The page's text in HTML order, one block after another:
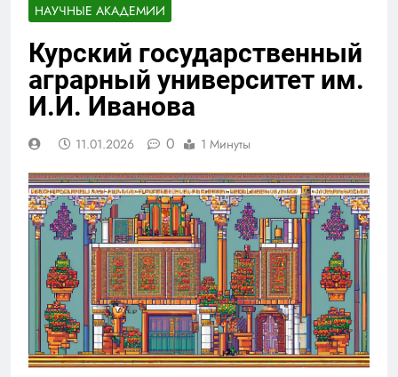
НАУЧНЫЕ АКАДЕМИИ
Курский государственный
аграрный университет им.
И.И. Иванова
11.01.2026 0 1 Минуты